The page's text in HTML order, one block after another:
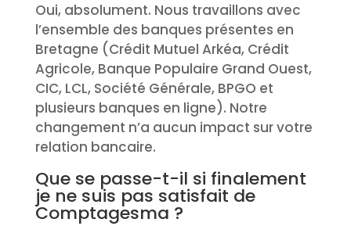
Oui, absolument. Nous travaillons avec
l’ensemble des banques présentes en
Bretagne (Crédit Mutuel Arkéa, Crédit
Agricole, Banque Populaire Grand Ouest,
CIC, LCL, Société Générale, BPGO et
plusieurs banques en ligne). Notre
changement n’a aucun impact sur votre
relation bancaire.
Que se passe-t-il si finalement
je ne suis pas satisfait de
Comptagesma ?